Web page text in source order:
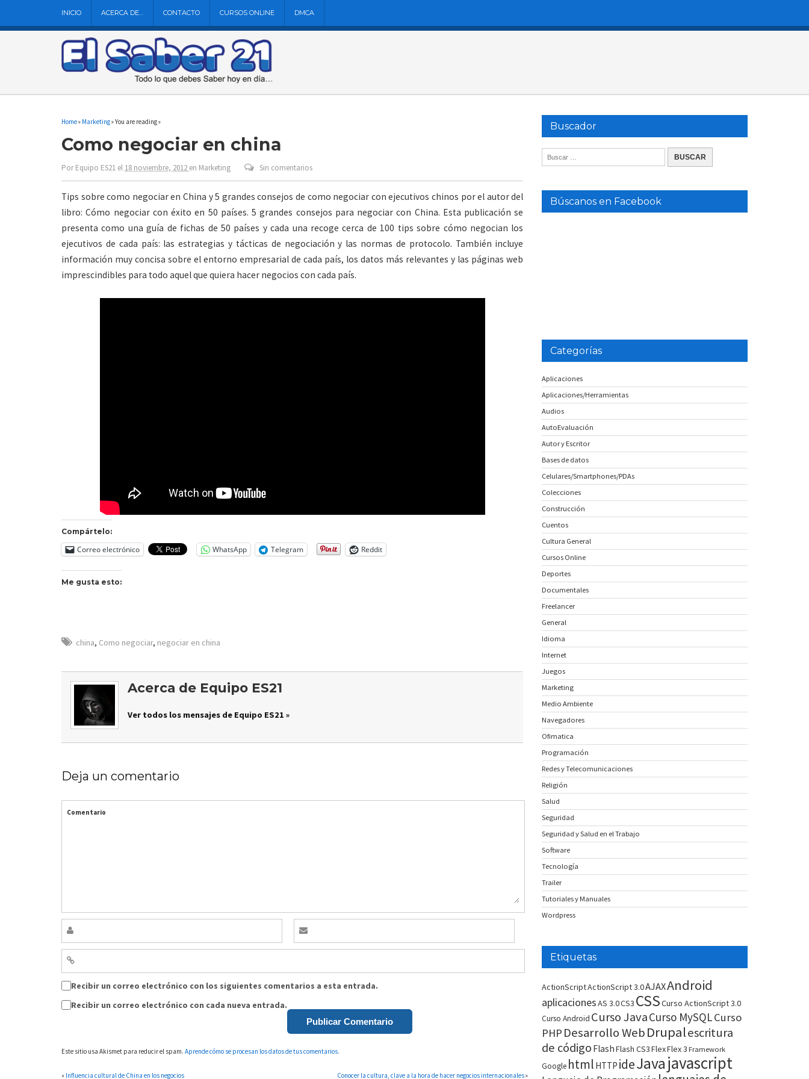
INICIO ACERCA DE… CONTACTO CURSOS ONLINE DMCA
Home» Marketing» You are reading »
Como negociar en china
PorEquipo ES21 el 18 noviembre, 2012 en Marketing Sin comentarios
Tips sobre como negociar en China y 5 grandes consejos de como negociar con ejecutivos chinos por el autor del
libro: Cómo negociar con éxito en 50 países. 5 grandes consejos para negociar con China. Esta publicación se
presenta como una guía de fichas de 50 países y cada una recoge cerca de 100 tips sobre cómo negocian los
ejecutivos de cada país: las estrategias y tácticas de negociación y las normas de protocolo. También incluye
información muy concisa sobre el entorno empresarial de cada país, los datos más relevantes y las páginas web
imprescindibles para todo aquel que quiera hacer negocios con cada país.
Compártelo:
Correo electrónico WhatsApp Telegram Reddit
Me gusta esto:
china, Como negociar, negociar en china
Acerca de Equipo ES21
Ver todos los mensajes de Equipo ES21 »
Deja un comentario
Comentario
Recibir un correo electrónico con los siguientes comentarios a esta entrada.
Recibir un correo electrónico con cada nueva entrada.
Este sitio usa Akismet para reducir el spam. Aprende cómo se procesan los datos de tus comentarios.
« Influencia cultural de China en los negocios Conocer la cultura, clave a la hora de hacer negocios internacionales»
Buscador
Búscanos en Facebook
Categorías
Aplicaciones
Aplicaciones/Herramientas
Audios
AutoEvaluación
Autor y Escritor
Bases de datos
Celulares/Smartphones/PDAs
Colecciones
Construcción
Cuentos
Cultura General
Cursos Online
Deportes
Documentales
Freelancer
General
Idioma
Internet
Juegos
Marketing
Medio Ambiente
Navegadores
Ofimatica
Programación
Redes y Telecomunicaciones
Religión
Salud
Seguridad
Seguridad y Salud en el Trabajo
Software
Tecnología
Trailer
Tutoriales y Manuales
Wordpress
Etiquetas
ActionScriptActionScript 3.0AJAXAndroid
aplicacionesAS 3.0CS3 CSSCurso ActionScript 3.0
Curso Android Curso JavaCurso MySQLCurso
PHP Desarrollo WebDrupalescritura
de código FlashFlash CS3FlexFlex 3 Framework
Google html HTTP ideJavajavascript